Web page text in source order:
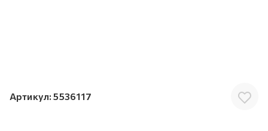
Артикул: 5536117